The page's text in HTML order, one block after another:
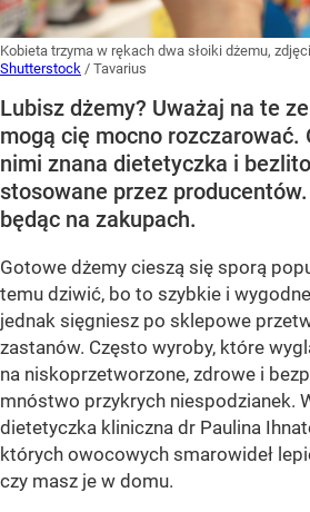
Kobieta trzyma w rękach dwa słoiki dżemu,
Shutterstock / Tavarius
Lubisz dżemy? Uważaj na te
mogą cię mocno rozczarować.
nimi znana dietetyczka i
stosowane przez
będąc na zakupach.
Gotowe dżemy cieszą się sporą
temu dziwić, bo to szybkie i
jednak sięgniesz po sklepowe
zastanów. Często wyroby, które
na niskoprzetworzone, zdrowe i
mnóstwo przykrych niespodzianek.
dietetyczka kliniczna dr Paulina
których owocowych smarowideł
czy masz je w domu.